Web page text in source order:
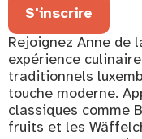
S'inscrire
Rejoignez Anne de
expérience
traditionnels
touche moderne.
classiques comme
fruits et les